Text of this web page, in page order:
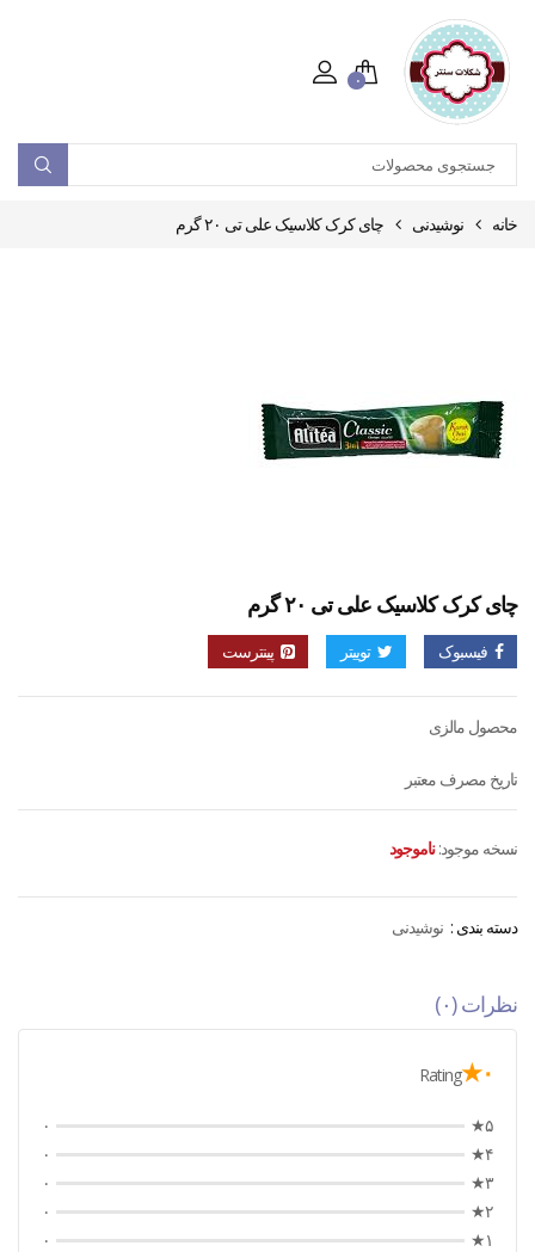
۰
خانه نوشیدنی چای کرک کلاسیک علی تی ۲۰ گرم
چای کرک کلاسیک علی تی ۲۰ گرم
فیسبوک توییتر پینترست
محصول مالزی
تاریخ مصرف معتبر
نسخه موجود: ناموجود
دسته بندی : نوشیدنی
نظرات (۰)
۰★ Rating
۵★
۰
۴★
۰
۳★
۰
۲★
۰
۱★
۰